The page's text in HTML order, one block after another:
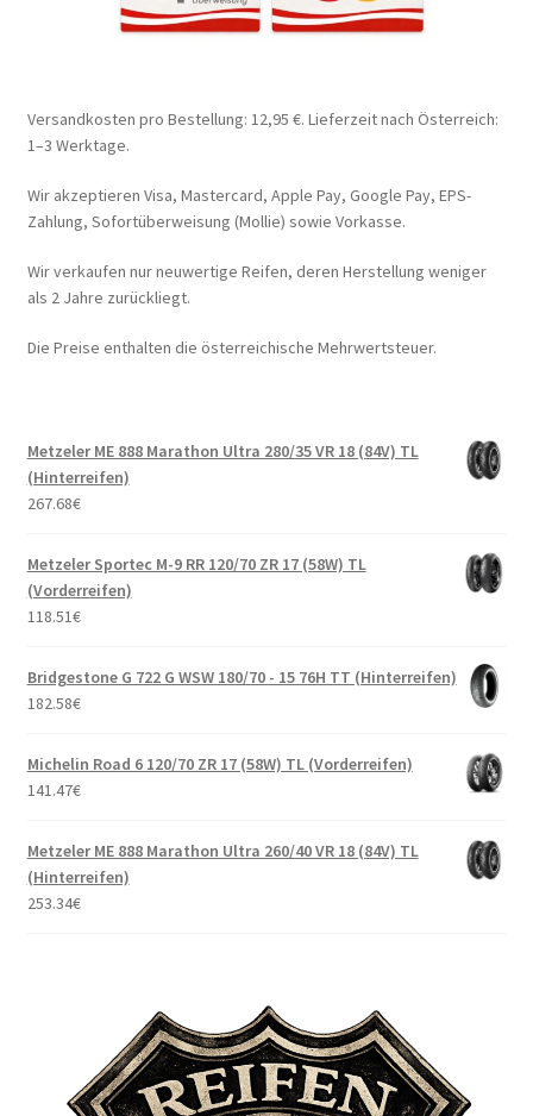
Versandkosten pro Bestellung: 12,95 €. Lieferzeit nach Österreich:
1–3 Werktage.
Wir akzeptieren Visa, Mastercard, Apple Pay, Google Pay, EPS-
Zahlung, Sofortüberweisung (Mollie) sowie Vorkasse.
Wir verkaufen nur neuwertige Reifen, deren Herstellung weniger
als 2 Jahre zurückliegt.
Die Preise enthalten die österreichische Mehrwertsteuer.
Metzeler ME 888 Marathon Ultra 280/35 VR 18 (84V) TL
(Hinterreifen)
267.68€
Metzeler Sportec M-9 RR 120/70 ZR 17 (58W) TL
(Vorderreifen)
118.51€
Bridgestone G 722 G WSW 180/70 - 15 76H TT (Hinterreifen)
182.58€
Michelin Road 6 120/70 ZR 17 (58W) TL (Vorderreifen)
141.47€
Metzeler ME 888 Marathon Ultra 260/40 VR 18 (84V) TL
(Hinterreifen)
253.34€